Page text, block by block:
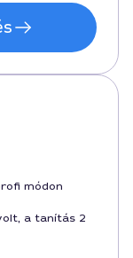
módon
a tanítás 2